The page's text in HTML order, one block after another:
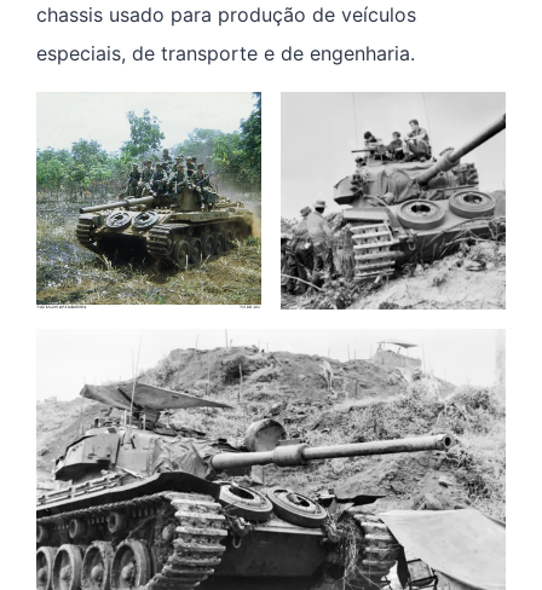
chassis usado para produção de veículos
especiais, de transporte e de engenharia.